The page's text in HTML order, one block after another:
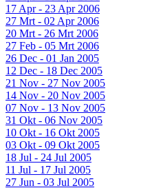
17 Apr - 23 Apr 2006
27 Mrt - 02 Apr 2006
20 Mrt - 26 Mrt 2006
27 Feb - 05 Mrt 2006
26 Dec - 01 Jan 2005
12 Dec - 18 Dec 2005
21 Nov - 27 Nov 2005
14 Nov - 20 Nov 2005
07 Nov - 13 Nov 2005
31 Okt - 06 Nov 2005
10 Okt - 16 Okt 2005
03 Okt - 09 Okt 2005
18 Jul - 24 Jul 2005
11 Jul - 17 Jul 2005
27 Jun - 03 Jul 2005